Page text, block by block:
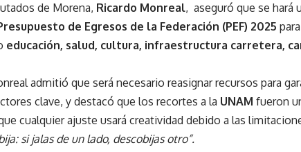
de Morena, Ricardo Monreal, aseguró que se hará
de Egresos de la Federación (PEF) 2025
educación, salud, cultura, infraestructura carretera,
admitió que será necesario reasignar recursos para
clave, y destacó que los recortes a la UNAM fueron
cualquier ajuste usará creatividad debido a las
si jalas de un lado, descobijas otro”.